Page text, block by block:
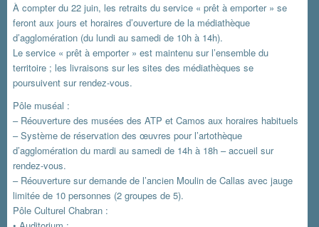
À compter du 22 juin, les retraits du service « prêt à emporter » se
feront aux jours et horaires d’ouverture de la médiathèque
d’agglomération (du lundi au samedi de 10h à 14h).
Le service « prêt à emporter » est maintenu sur l’ensemble du
territoire ; les livraisons sur les sites des médiathèques se
poursuivent sur rendez-vous.
Pôle muséal :
– Réouverture des musées des ATP et Camos aux horaires habituels
– Système de réservation des œuvres pour l’artothèque
d’agglomération du mardi au samedi de 14h à 18h – accueil sur
rendez-vous.
– Réouverture sur demande de l’ancien Moulin de Callas avec jauge
limitée de 10 personnes (2 groupes de 5).
Pôle Culturel Chabran :